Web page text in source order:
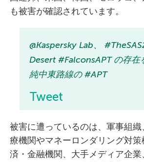
も被害が確認されています。
@Kaspersky Lab、
Desert #FalconsAPT の存在
純中東路線の #APT
Tweet
被害に遭っているのは、軍事組
療機関やマネーロンダリング対
済・金融機関、大手メディア企